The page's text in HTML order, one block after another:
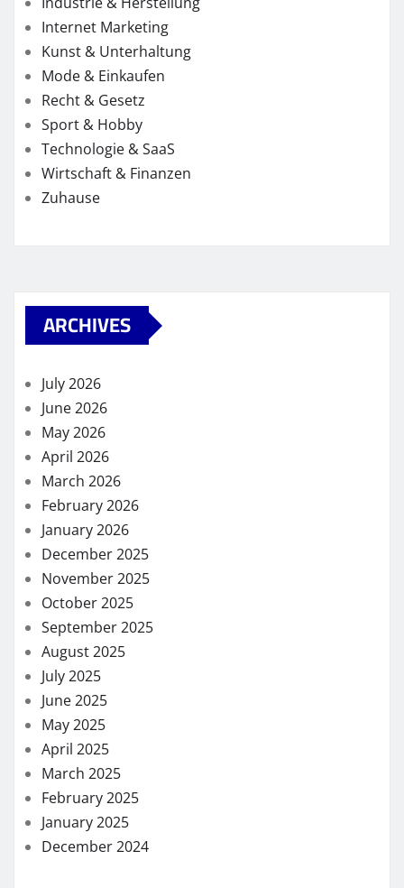
Internet Marketing
Kunst & Unterhaltung
Mode & Einkaufen
Recht & Gesetz
Sport & Hobby
Technologie & SaaS
Wirtschaft & Finanzen
Zuhause
ARCHIVES
July 2026
June 2026
May 2026
April 2026
March 2026
February 2026
January 2026
December 2025
November 2025
October 2025
September 2025
August 2025
July 2025
June 2025
May 2025
April 2025
March 2025
February 2025
January 2025
December 2024